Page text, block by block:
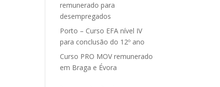
remunerado para
desempregados
Porto – Curso EFA nível IV
para conclusão do 12º ano
Curso PRO MOV remunerado
em Braga e Évora